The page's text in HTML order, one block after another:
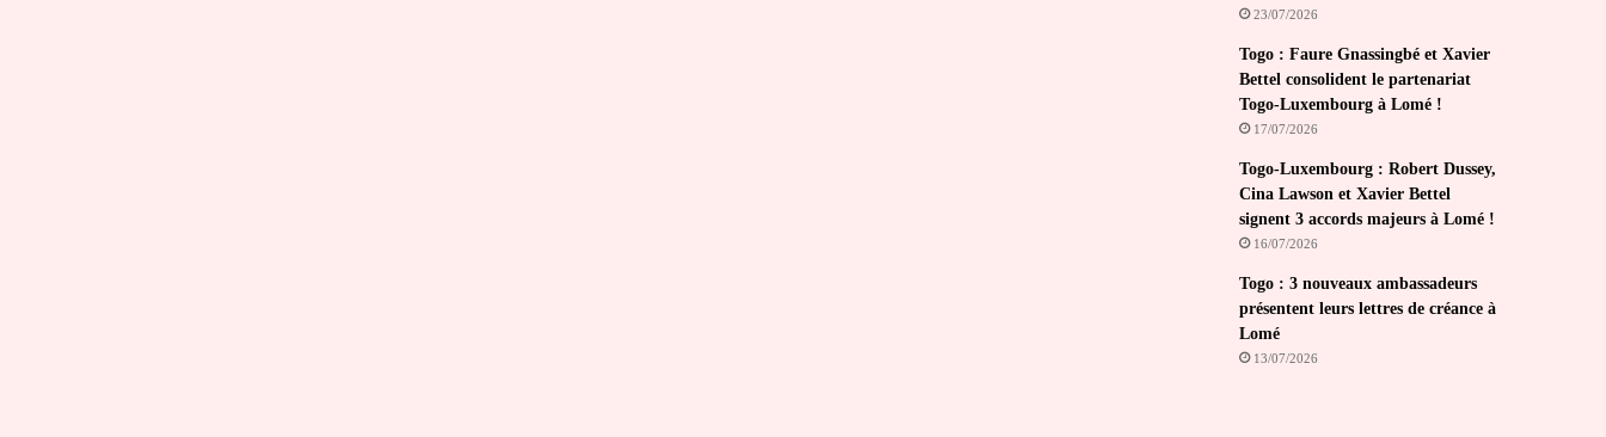
23/07/2026
Togo : Faure Gnassingbé et Xavier
Bettel consolident le partenariat
Togo-Luxembourg à Lomé !
17/07/2026
Togo-Luxembourg : Robert Dussey,
Cina Lawson et Xavier Bettel
signent 3 accords majeurs à Lomé !
16/07/2026
Togo : 3 nouveaux ambassadeurs
présentent leurs lettres de créance à
Lomé
13/07/2026